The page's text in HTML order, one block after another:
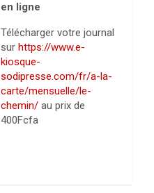
en ligne
Télécharger votre journal
sur https://www.e-
kiosque-
sodipresse.com/fr/a-la-
carte/mensuelle/le-
chemin/au prix de
400Fcfa